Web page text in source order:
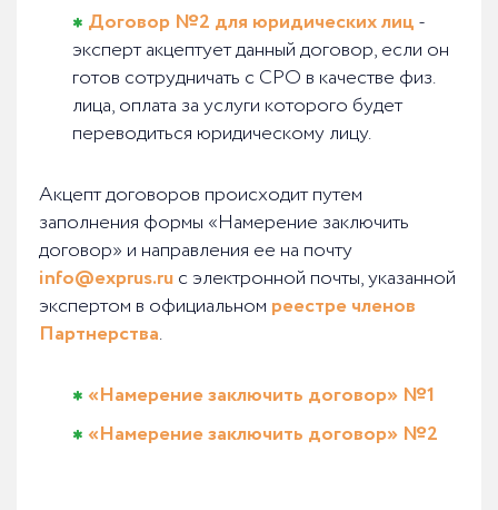
Договор №2 для юридических лиц-
эксперт акцептует данный договор, если он
готов сотрудничать с СРО в качестве физ.
лица, оплата за услуги которого будет
переводиться юридическому лицу.
Акцепт договоров происходит путем
заполнения формы «Намерение заключить
договор» и направления ее на почту
info@exprus.ruс электронной почты, указанной
экспертом в официальном реестре членов
Партнерства.
«Намерение заключить договор» №1
«Намерение заключить договор» №2